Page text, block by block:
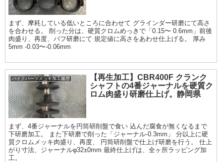
まず、摩耗している低いところに合わせて グラインダー研磨にて高さ
を合わせる。 削った分は、硬質クロムめっきで「0.15〜 0.6mm」前後
肉盛り、再度、バフ研磨にて 規定値に高さをあわせ仕上げる。 厚み
5mm -0.03〜-0.06mm
バイクパーツメッキ加工履歴
【再生加工】CBR400F クランク
シャフトの4番ジャーナルを硬質ク
ロム肉盛り研磨仕上げ。静岡県
まず、4番ジャーナルを円筒研削盤で食い 込んだ腐食が無くなるまで
下研磨加工。 また下研磨で削った「ジャーナル-0.3mm」 分以上に硬
質クロムメッキ肉盛り、再度、 円筒研削盤で仕上げ研磨を行う。 仕上
がり寸法、ジャーナルφ32±0mm 最終仕上げは、全ヶ所ラッピング加
工。